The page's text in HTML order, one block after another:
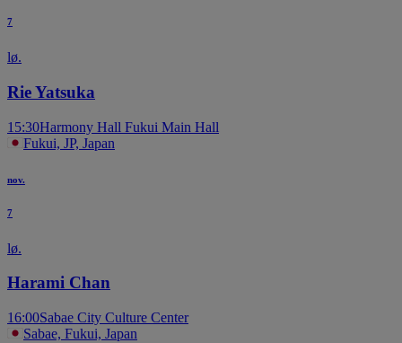
7
lø.
Rie Yatsuka
15:30Harmony Hall Fukui Main Hall
Fukui, JP, Japan
nov.
7
lø.
Harami Chan
16:00Sabae City Culture Center
Sabae, Fukui, Japan